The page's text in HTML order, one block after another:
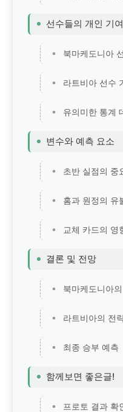
선수들의 개인 기
북마케도니아
라트비아 선수
유의미한 통계
변수와 예측 요소
초반 실점의 중
홈과 원정의 유
교체 카드의 영
결론 및 전망
북마케도니아
라트비아의 전
최종 승부 예측
함께보면 좋은글!
프로토 결과 확